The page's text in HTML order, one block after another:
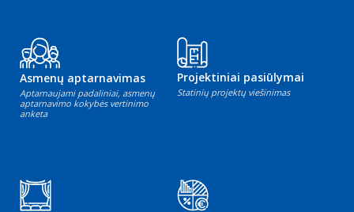
Asmenų aptarnavimas
Aptarnaujami padaliniai, asmenų
aptarnavimo kokybės vertinimo
anketa
Projektiniai pasiūlymai
Statinių projektų viešinimas